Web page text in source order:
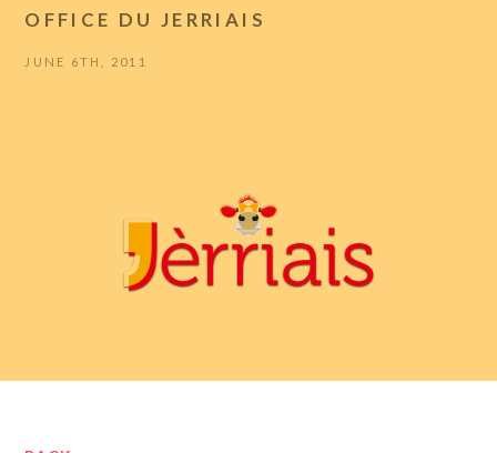
OFFICE DU JERRIAIS
JUNE 6TH, 2011